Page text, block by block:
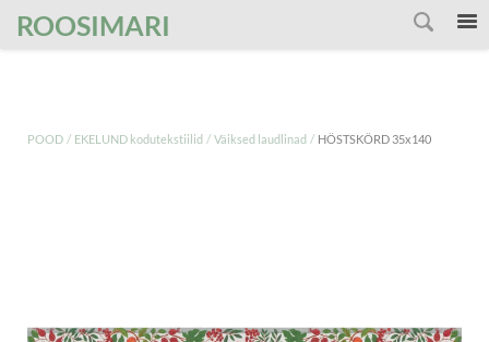
ROOSIMARI
POOD / EKELUND kodutekstiilid / Väiksed laudlinad / HÖSTSKÖRD 35x140